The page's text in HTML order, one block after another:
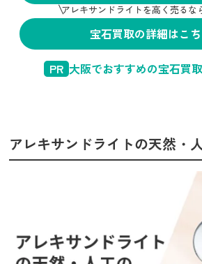
アレキサンドライトを高く売るな
宝石買取の詳細はこ
PR 大阪でおすすめの宝石買
アレキサンドライトの天然・